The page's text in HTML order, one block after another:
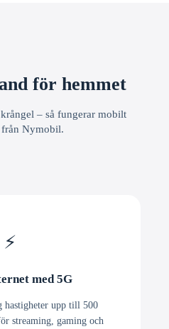
för hemmet
– så fungerar mobilt
från Nymobil.
⚡
med 5G
hastigheter upp till 500
streaming, gaming och